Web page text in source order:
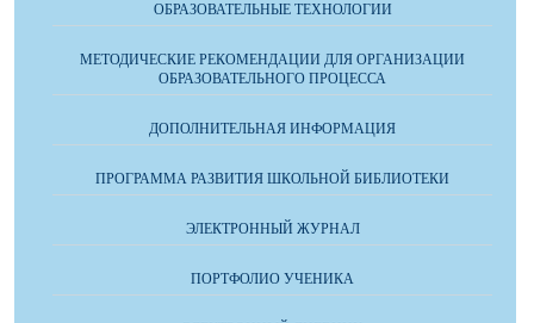
ОБРАЗОВАТЕЛЬНЫЕ ТЕХНОЛОГИИ
МЕТОДИЧЕСКИЕ РЕКОМЕНДАЦИИ ДЛЯ ОРГАНИЗАЦИИ
ОБРАЗОВАТЕЛЬНОГО ПРОЦЕССА
ДОПОЛНИТЕЛЬНАЯ ИНФОРМАЦИЯ
ПРОГРАММА РАЗВИТИЯ ШКОЛЬНОЙ БИБЛИОТЕКИ
ЭЛЕКТРОННЫЙ ЖУРНАЛ
ПОРТФОЛИО УЧЕНИКА